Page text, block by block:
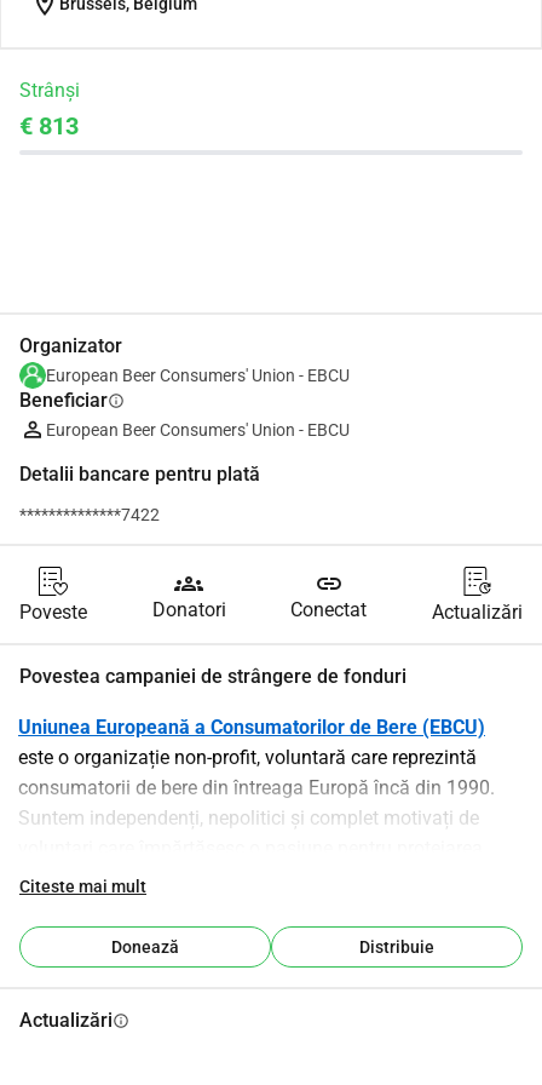
Strânși
€ 813
Organizator
European Beer Consumers' Union - EBCU
Beneficiarinfo
European Beer Consumers' Union - EBCU
Detalii bancare pentru plată
**************7422
Poveste
groups
Donatori
link
Conectat Actualizări
Povestea campaniei de strângere de fonduri
Uniunea Europeană a Consumatorilor de Bere (EBCU)
este o organizație non-profit, voluntară care reprezintă
consumatorii de bere din întreaga Europă încă din 1990.
Suntem independenți, nepolitici și complet motivați de
drepturilor consumatorilor și promovarea diversității culturii
consumatorii de bere sunt respectați, informați și
• Promovarea transparenței și corectitudinii pe piața berii
Citeste mai mult
Donează Distribuie
Actualizăriinfo